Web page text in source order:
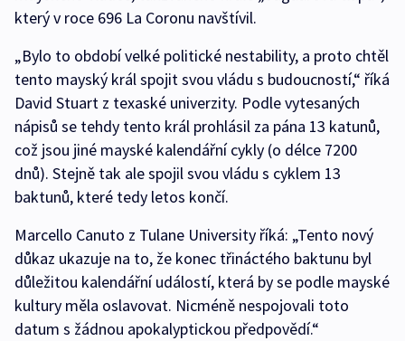
který v roce 696 La Coronu navštívil.
„Bylo to období velké politické nestability, a proto chtěl
tento mayský král spojit svou vládu s budoucností,“ říká
David Stuart z texaské univerzity. Podle vytesaných
nápisů se tehdy tento král prohlásil za pána 13 katunů,
což jsou jiné mayské kalendářní cykly (o délce 7200
dnů). Stejně tak ale spojil svou vládu s cyklem 13
baktunů, které tedy letos končí.
Marcello Canuto z Tulane University říká: „Tento nový
důkaz ukazuje na to, že konec třináctého baktunu byl
důležitou kalendářní událostí, která by se podle mayské
kultury měla oslavovat. Nicméně nespojovali toto
datum s žádnou apokalyptickou předpovědí.“